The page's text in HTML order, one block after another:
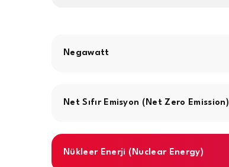
Negawatt
Net Sıfır Emisyon (Net Zero Emission)
Nükleer Enerji (Nuclear Energy)